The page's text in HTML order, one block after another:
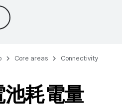
Core areas
Connectivity
耗電量